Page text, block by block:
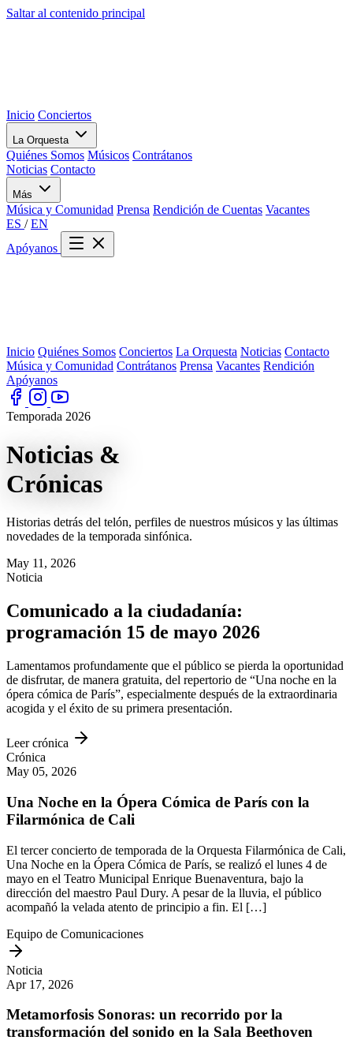
Saltar al contenido principal
Inicio Conciertos
La Orquesta
Quiénes Somos Músicos Contrátanos
Noticias Contacto
Más
Música y Comunidad Prensa Rendición de Cuentas Vacantes
ES / EN
Apóyanos
Inicio Quiénes Somos Conciertos La Orquesta Noticias Contacto
Música y Comunidad Contrátanos Prensa Vacantes Rendición
Apóyanos
Temporada 2026
Noticias &
Crónicas
Historias detrás del telón, perfiles de nuestros músicos y las últimas
novedades de la temporada sinfónica.
May 11, 2026
Noticia
Comunicado a la ciudadanía:
programación 15 de mayo 2026
Lamentamos profundamente que el público se pierda la oportunidad
de disfrutar, de manera gratuita, del repertorio de “Una noche en la
ópera cómica de París”, especialmente después de la extraordinaria
acogida y el éxito de su primera presentación.
Leer crónica
Crónica
May 05, 2026
Una Noche en la Ópera Cómica de París con la
Filarmónica de Cali
El tercer concierto de temporada de la Orquesta Filarmónica de Cali,
Una Noche en la Ópera Cómica de París, se realizó el lunes 4 de
mayo en el Teatro Municipal Enrique Buenaventura, bajo la
dirección del maestro Paul Dury. A pesar de la lluvia, el público
acompañó la velada atento de principio a fin. El […]
Equipo de Comunicaciones
Noticia
Apr 17, 2026
Metamorfosis Sonoras: un recorrido por la
transformación del sonido en la Sala Beethoven